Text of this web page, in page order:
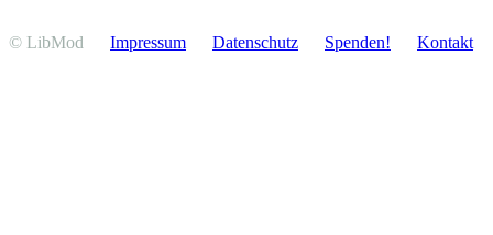
© LibMod Impressum Daten­schutz Spenden! Kontakt